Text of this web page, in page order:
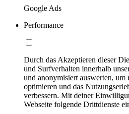
Google Ads
Performance
Durch das Akzeptieren dieser
und Surfverhalten innerhalb
und anonymisiert auswerten, um
optimieren und das
verbessern. Mit deiner
Webseite folgende Drittdienste